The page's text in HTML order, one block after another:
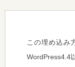
この埋め込み
WordPress4.4